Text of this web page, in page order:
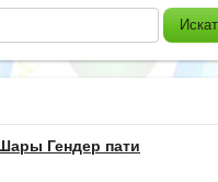
Гендер пати